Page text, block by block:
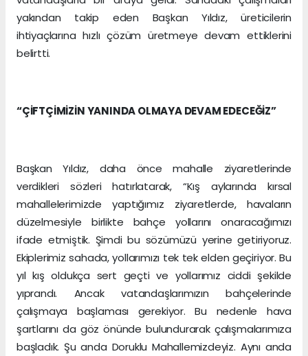
yakından takip eden Başkan Yıldız, üreticilerin
ihtiyaçlarına hızlı çözüm üretmeye devam ettiklerini
belirtti.
“ÇİFTÇİMİZİN YANINDA OLMAYA DEVAM EDECEĞİZ”
Başkan Yıldız, daha önce mahalle ziyaretlerinde
verdikleri sözleri hatırlatarak, “Kış aylarında kırsal
mahallelerimizde yaptığımız ziyaretlerde, havaların
düzelmesiyle birlikte bahçe yollarını onaracağımızı
ifade etmiştik. Şimdi bu sözümüzü yerine getiriyoruz.
Ekiplerimiz sahada, yollarımızı tek tek elden geçiriyor. Bu
yıl kış oldukça sert geçti ve yollarımız ciddi şekilde
yıprandı. Ancak vatandaşlarımızın bahçelerinde
çalışmaya başlaması gerekiyor. Bu nedenle hava
şartlarını da göz önünde bulundurarak çalışmalarımıza
başladık. Şu anda Doruklu Mahallemizdeyiz. Aynı anda